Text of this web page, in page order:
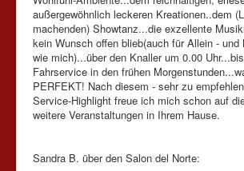
außergewöhnlich leckeren Kreationen..dem
machenden) Showtanz...die exzellente
kein Wunsch offen blieb(auch für Allein - und
wie mich)...über den Knaller um 0.00
Fahrservice in den frühen
PERFEKT! Nach diesem - sehr zu
Service-Highlight freue ich mich schon auf
weitere Veranstaltungen in Ihrem Hause.
Sandra B. über den Salon del Norte: